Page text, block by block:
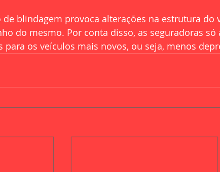
de blindagem provoca alterações na estrutura do
do mesmo. Por conta disso, as seguradoras só
para os veículos mais novos, ou seja, menos